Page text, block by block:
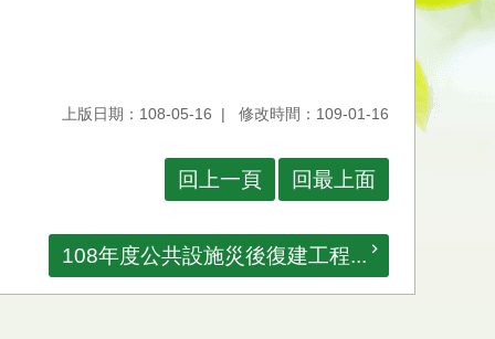
上版日期：108-05-16 修改時間：109-01-16
回上一頁 回最上面
108年度公共設施災後復建工程...